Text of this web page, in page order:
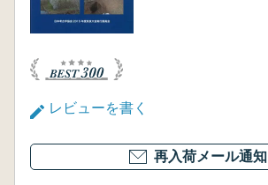
レビューを書く
再入荷メール通知